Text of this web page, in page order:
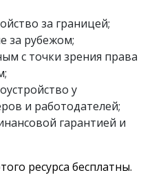
за границей;
за рубежом;
с точки зрения права
у
и работодателей;
гарантией и
ресурса бесплатны.